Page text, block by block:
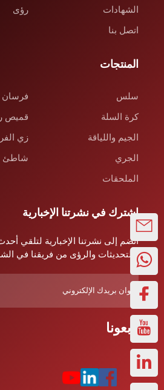
الشهادات
رؤى
اتصل بنا
المنتجات
سلس
فرسان
كرة السلة
قميص
الجيم واللياقة
زي
الجري
شاطئ
الملحقات
اشترك في نشرتنا الإخبارية
انضم إلى نشرتنا الإخبارية لتلقي
والتحديثات والرؤى من فريقنا في
تابعونا